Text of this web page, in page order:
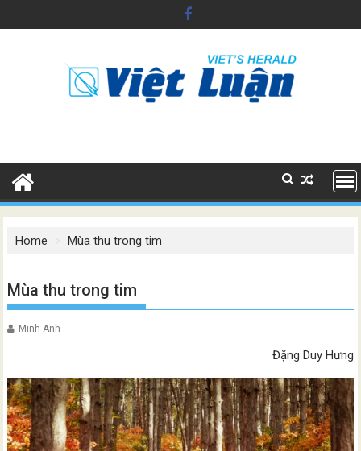
to
Home Mùa thu trong tim
Mùa thu trong tim
Minh Anh
Đặng Duy Hưng